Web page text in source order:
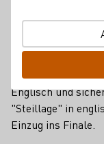
profundem
Aussage "Je
28-Jährige, die
Englisch und
"Steillage" in
Einzug ins Finale.